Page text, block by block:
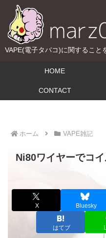
VAPE(電子タバコ)に関すること
HOME
CONTACT
ホーム VAPE雑記
Ni80ワイヤーでコ
X Bluesky
はてブ